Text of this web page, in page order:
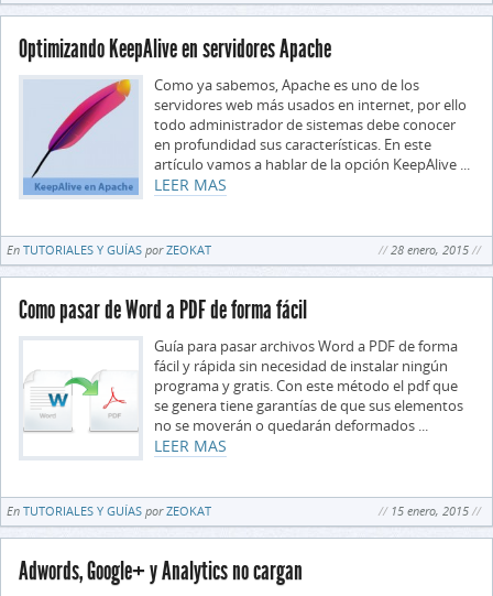
Optimizando KeepAlive en servidores Apache
Como ya sabemos, Apache es uno de los
servidores web más usados en internet, por ello
todo administrador de sistemas debe conocer
en profundidad sus características. En este
artículo vamos a hablar de la opción KeepAlive ...
LEER MAS
En TUTORIALES Y GUÍAS porZEOKAT 28 enero, 2015
Como pasar de Word a PDF de forma fácil
Guía para pasar archivos Word a PDF de forma
fácil y rápida sin necesidad de instalar ningún
programa y gratis. Con este método el pdf que
se genera tiene garantías de que sus elementos
no se moverán o quedarán deformados ...
LEER MAS
En TUTORIALES Y GUÍAS porZEOKAT 15 enero, 2015
Adwords, Google+ y Analytics no cargan